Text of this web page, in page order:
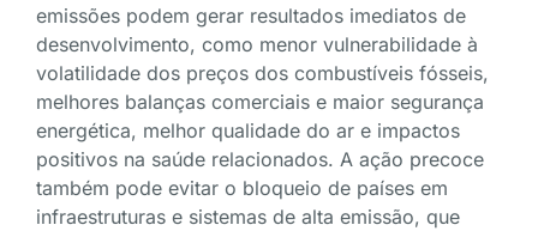
emissões podem gerar resultados imediatos de
desenvolvimento, como menor vulnerabilidade à
volatilidade dos preços dos combustíveis fósseis,
melhores balanças comerciais e maior segurança
energética, melhor qualidade do ar e impactos
positivos na saúde relacionados. A ação precoce
também pode evitar o bloqueio de países em
infraestruturas e sistemas de alta emissão, que